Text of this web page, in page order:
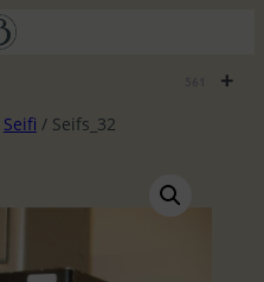
+
Seifi / Seifs_32